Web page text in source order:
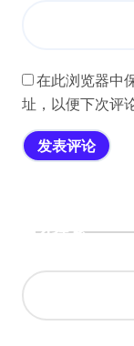
在此浏览器中
址，以便下次评
搜索